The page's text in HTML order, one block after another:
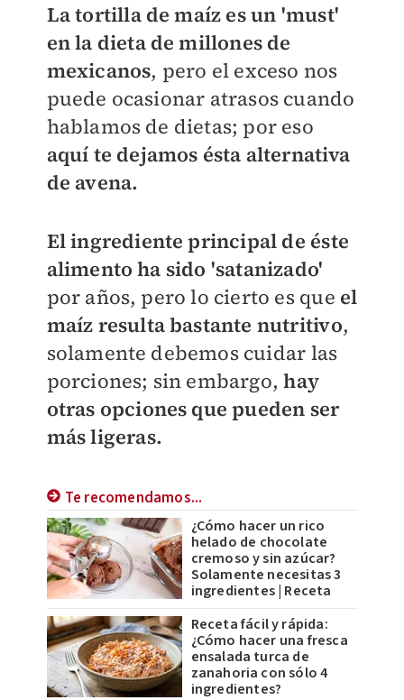
La tortilla de maíz es un 'must'
en la dieta de millones de
mexicanos, pero el exceso nos
puede ocasionar atrasos cuando
hablamos de dietas; por eso
aquí te dejamos ésta alternativa
de avena.
El ingrediente principal de éste
alimento ha sido 'satanizado'
por años, pero lo cierto es que el
maíz resulta bastante nutritivo,
solamente debemos cuidar las
porciones; sin embargo,hay
otras opciones que pueden ser
más ligeras.
Te recomendamos...
¿Cómo hacer un rico
helado de chocolate
cremoso y sin azúcar?
Solamente necesitas 3
ingredientes | Receta
Receta fácil y rápida:
¿Cómo hacer una fresca
ensalada turca de
zanahoria con sólo 4
ingredientes?